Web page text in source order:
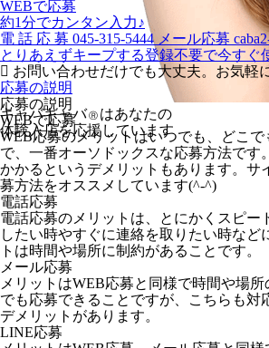
キャバキャバⓇ はあなたの
体験入店を応援しています
WEBで応募
約1分でカンタン入力♪
電 話 応 募 045-315-5444 メール応募
とりあえずキープする登録不要で今すぐ
お問い合わせだけでも大丈夫。お気軽
応募の説明
応募の説明
WEBで応募
WEB応募のメリットはいつでも、どこで
で、一番オーソドックスな応募方法です
かかるというデメリットもあります。サ
募方法をオススメしています(^-^)
電話応募
電話応募のメリットは、とにかくスピー
したい時やすぐに連絡を取りたい時など
トは時間や場所に制約があることです。
メール応募
メリットはWEB応募と同様で時間や場
でも応募できることですが、こちらも対
デメリットがあります。
LINE応募